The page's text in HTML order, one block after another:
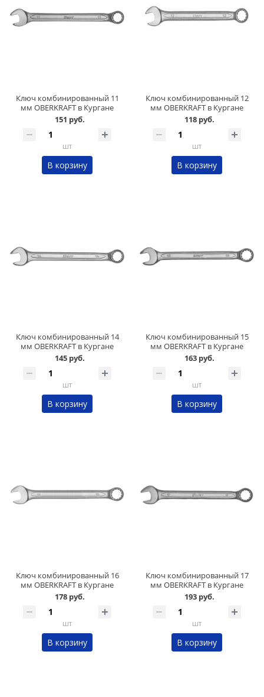
Ключ комбинированный 11
мм OBERKRAFT в Кургане
151 руб.
шт
В корзину
Ключ комбинированный 12
мм OBERKRAFT в Кургане
118 руб.
шт
В корзину
Ключ комбинированный 14
мм OBERKRAFT в Кургане
145 руб.
шт
В корзину
Ключ комбинированный 15
мм OBERKRAFT в Кургане
163 руб.
шт
В корзину
Ключ комбинированный 16
мм OBERKRAFT в Кургане
178 руб.
шт
В корзину
Ключ комбинированный 17
мм OBERKRAFT в Кургане
193 руб.
шт
В корзину